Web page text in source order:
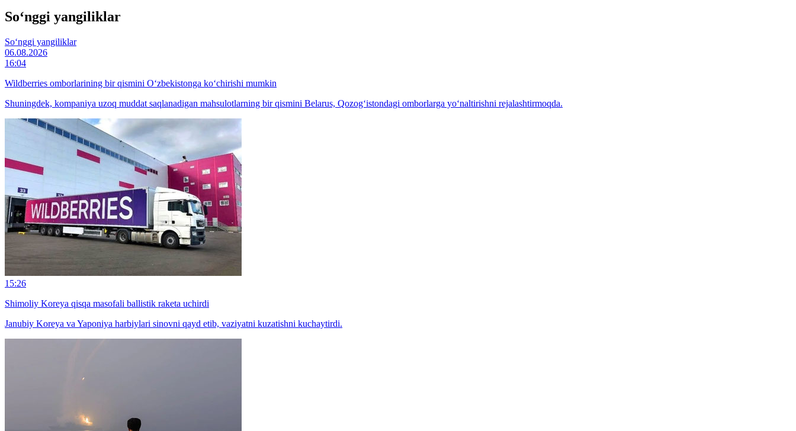
So‘nggi yangiliklar
So‘nggi yangiliklar
06.08.2026
16:04
Wildberries omborlarining bir qismini O‘zbekistonga ko‘chirishi mumkin
Shuningdek, kompaniya uzoq muddat saqlanadigan mahsulotlarning bir qismini Belarus, Qozog‘istondagi omborlarga yo‘naltirishni rejalashtirmoqda.
15:26
Shimoliy Koreya qisqa masofali ballistik raketa uchirdi
Janubiy Koreya va Yaponiya harbiylari sinovni qayd etib, vaziyatni kuzatishni kuchaytirdi.